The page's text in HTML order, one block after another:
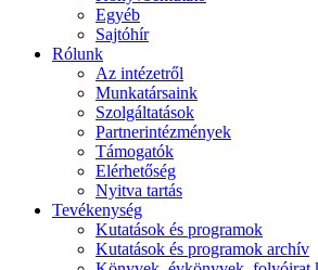
Egyéb
Sajtóhír
Rólunk
Az intézetről
Munkatársaink
Szolgáltatások
Partnerintézmények
Támogatók
Elérhetőség
Nyitva tartás
Tevékenység
Kutatások és programok
Kutatások és programok archív